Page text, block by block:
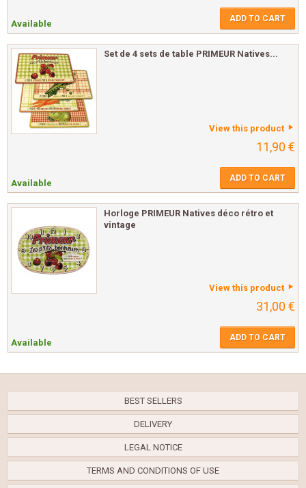
Available ADD TO CART
Set de 4 sets de table PRIMEUR Natives...
View this product
11,90 €
Available ADD TO CART
Horloge PRIMEUR Natives déco rétro et
vintage
View this product
31,00 €
Available ADD TO CART
BEST SELLERS
DELIVERY
LEGAL NOTICE
TERMS AND CONDITIONS OF USE